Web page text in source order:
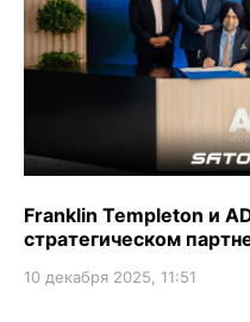
Franklin Templeton и
стратегическом
10 декабря 2025, 11:51